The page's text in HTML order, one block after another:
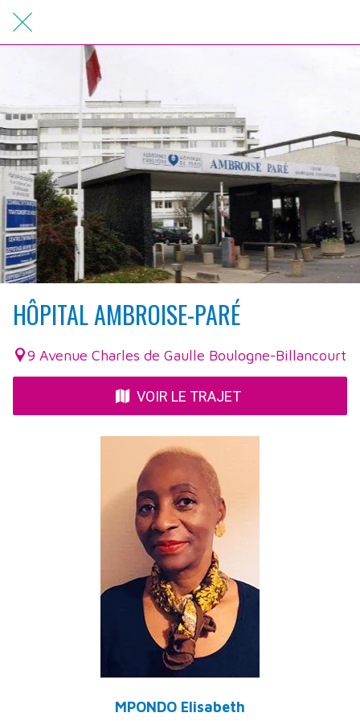
HÔPITAL AMBROISE-PARÉ
9 Avenue Charles de Gaulle Boulogne-Billancourt
VOIR LE TRAJET
MPONDO Elisabeth